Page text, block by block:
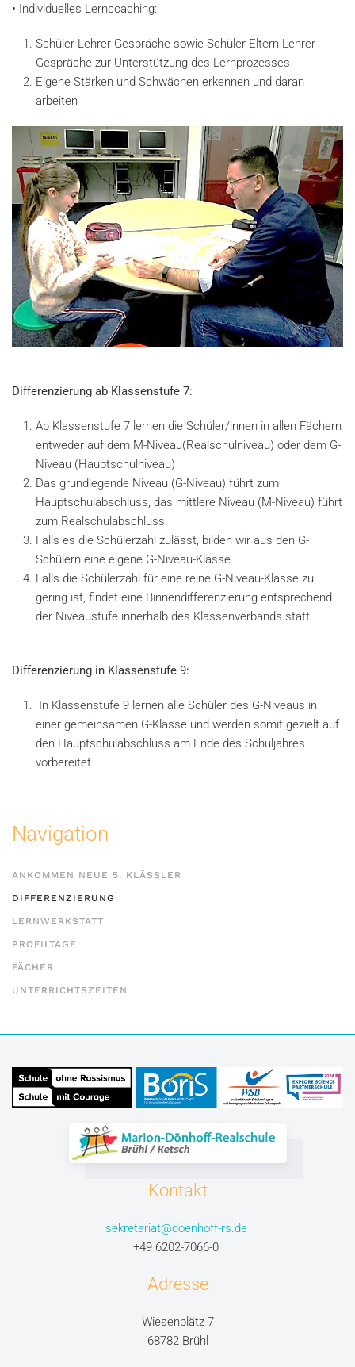
• Individuelles Lerncoaching:
Schüler-Lehrer-Gespräche sowie Schüler-Eltern-Lehrer-
Gespräche zur Unterstützung des Lernprozesses
Eigene Stärken und Schwächen erkennen und daran
arbeiten
Differenzierung ab Klassenstufe 7:
Ab Klassenstufe 7 lernen die Schüler/innen in allen Fächern
entweder auf dem M-Niveau(Realschulniveau) oder dem G-
Niveau (Hauptschulniveau)
Das grundlegende Niveau (G-Niveau) führt zum
Hauptschulabschluss, das mittlere Niveau (M-Niveau) führt
zum Realschulabschluss.
Falls es die Schülerzahl zulässt, bilden wir aus den G-
Schülern eine eigene G-Niveau-Klasse.
Falls die Schülerzahl für eine reine G-Niveau-Klasse zu
gering ist, findet eine Binnendifferenzierung entsprechend
der Niveaustufe innerhalb des Klassenverbands statt.
Differenzierung in Klassenstufe 9:
In Klassenstufe 9 lernen alle Schüler des G-Niveaus in
einer gemeinsamen G-Klasse und werden somit gezielt auf
den Hauptschulabschluss am Ende des Schuljahres
vorbereitet.
Navigation
ANKOMMEN NEUE 5. KLÄSSLER
DIFFERENZIERUNG
LERNWERKSTATT
PROFILTAGE
FÄCHER
UNTERRICHTSZEITEN
Adresse
Wiesenplätz 7
68782 Brühl
Kontakt
sekretariat@doenhoff-rs.de
+49 6202-7066-0